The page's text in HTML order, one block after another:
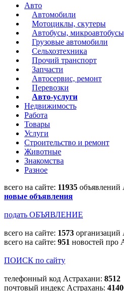
Авто
Автомобили
Мотоциклы, скутеры
Автобусы, микроавтобусы
Грузовые автомобили
Сельхозтехника
Прочий транспорт
Запчасти
Автосервис, ремонт
Перевозки
Авто-услуги
Недвижимость
Работа
Товары
Услуги
Строительство и ремонт
Животные
Знакомства
Разное
всего на сайте: 11935 объявлений
новые объявления
подать ОБЪЯВЛЕНИЕ
всего на сайте: 1573 организаций
всего на сайте: 951 новостей про
ПОИСК по сайту
телефонный код Астрахани: 8512
почтовый индекс Астрахань: